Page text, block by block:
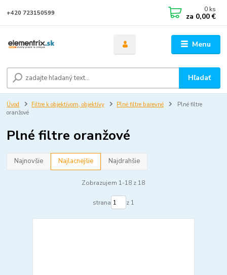
Menu
Hľadať
+420 723150599 0 ks
za 0,00 €
Úvod Filtre k objektívom, objektívy Plné filtre barevné
Plné filtre
oranžové
Plné filtre oranžové
Najnovšie Najlacnejšie Najdrahšie
Zobrazujem 1-18 z 18
strana z 1